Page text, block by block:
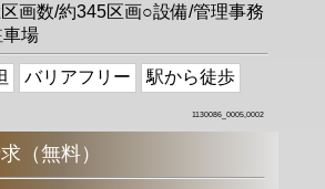
画数/約345区画○設備/管理事務
車場
バリアフリー 駅から徒歩
1130086_0005,0002
（無料）